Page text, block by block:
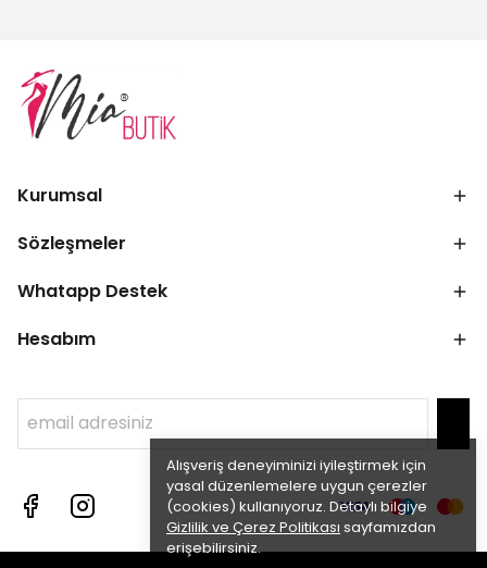
Alışveriş deneyiminizi iyileştirmek için
yasal düzenlemelere uygun çerezler
(cookies) kullanıyoruz. Detaylı bilgiye
Gizlilik ve Çerez Politikası sayfamızdan
erişebilirsiniz.
Kurumsal
Sözleşmeler
Whatapp Destek
Hesabım